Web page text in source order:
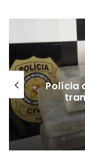
Polícia